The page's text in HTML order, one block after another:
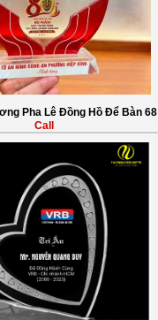
Pha Lê Đồng Hồ Để Bàn 68
Call